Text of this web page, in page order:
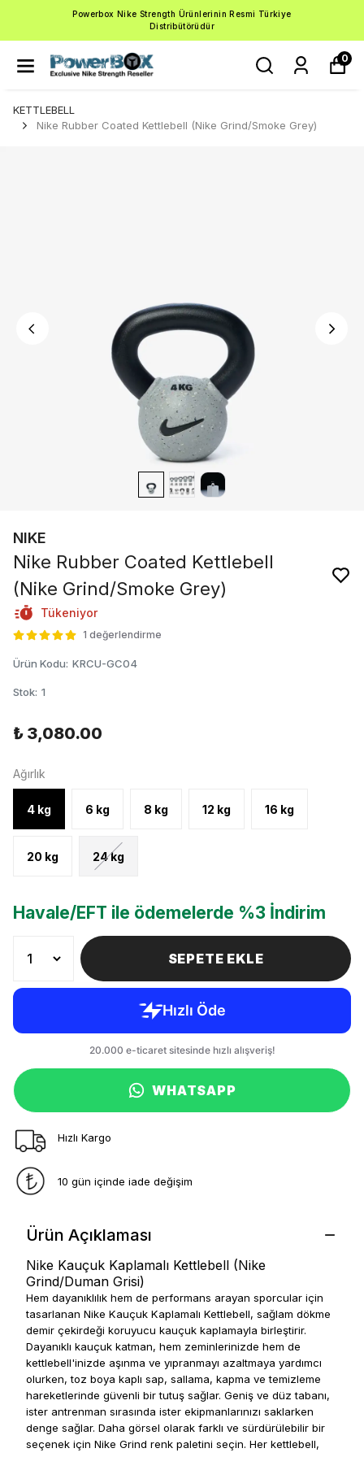
Powerbox Nike Strength Ürünlerinin Resmi Türkiye
Distribütörüdür
0
KETTLEBELL
Nike Rubber Coated Kettlebell (Nike Grind/Smoke Grey)
NIKE
Nike Rubber Coated Kettlebell
(Nike Grind/Smoke Grey)
Tükeniyor
1 değerlendirme
Ürün Kodu: KRCU-GC04
Stok: 1
₺ 3,080.00
Ağırlık
4 kg 6 kg 8 kg 12 kg 16 kg
20 kg 24 kg
Havale/EFT ile ödemelerde %3 İndirim
SEPETE EKLE
WHATSAPP
Hızlı Kargo
10 gün içinde iade değişim
Ürün Açıklaması
Nike Kauçuk Kaplamalı Kettlebell (Nike
Grind/Duman Grisi)
Hem dayanıklılık hem de performans arayan sporcular için
tasarlanan Nike Kauçuk Kaplamalı Kettlebell, sağlam dökme
demir çekirdeği koruyucu kauçuk kaplamayla birleştirir.
Dayanıklı kauçuk katman, hem zeminlerinizde hem de
kettlebell'inizde aşınma ve yıpranmayı azaltmaya yardımcı
olurken, toz boya kaplı sap, sallama, kapma ve temizleme
hareketlerinde güvenli bir tutuş sağlar. Geniş ve düz tabanı,
ister antrenman sırasında ister ekipmanlarınızı saklarken
denge sağlar. Daha görsel olarak farklı ve sürdürülebilir bir
seçenek için Nike Grind renk paletini seçin. Her kettlebell,